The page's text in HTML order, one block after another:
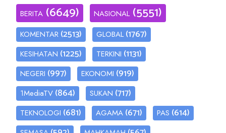
BERITA (6649) NASIONAL (5551)
KOMENTAR (2513) GLOBAL (1767)
KESIHATAN (1225) TERKINI (1131)
NEGERI (997) EKONOMI (919)
1MediaTV (864) SUKAN (717)
TEKNOLOGI (681) AGAMA (671) PAS (614)